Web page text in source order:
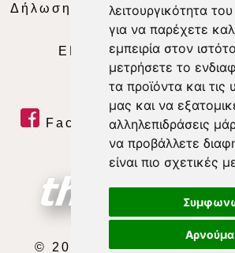
λειτουργικότητα
για να παρέχετε
εμπειρία στον
μετρήσετε το
τα προϊόντα και τις
μας και να
αλληλεπιδράσεις
να προβάλλετε
είναι πιο σχετικές
Δήλωση συμμόρφωσης με τη
2018/334|
ΕΝΗΜΕΡΩΣΗ |WEB
Facebook| Twitter |
RSS Feed
© 2026 ΘΕΣΣΑΛΙΑ